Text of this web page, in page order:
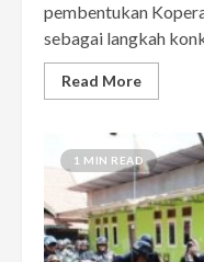
pembentukan
sebagai langkah
Read More
1 MIN READ